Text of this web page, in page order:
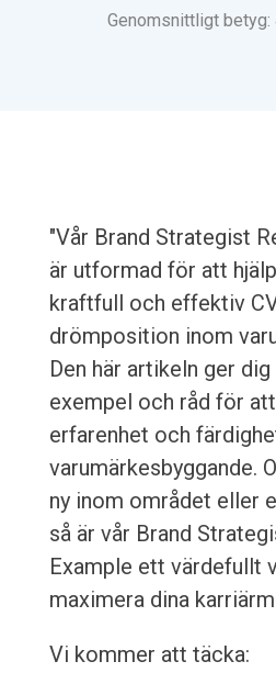
Genomsnittligt betyg:
"Vår Brand Strategist
är utformad för att
kraftfull och effektiv
drömposition inom
Den här artikeln ger
exempel och råd för
erfarenhet och
varumärkesbyggande.
ny inom området eller
så är vår Brand
Example ett värdefullt
maximera dina
Vi kommer att täcka: